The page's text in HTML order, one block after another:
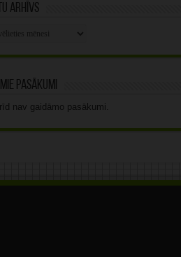
arhīvs
pasākumi
nav gaidāmo pasākumi.